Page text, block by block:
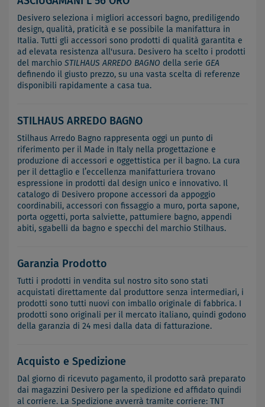
Desivero seleziona i migliori accessori bagno, prediligendo
design, qualità, praticità e se possibile la manifattura in
Italia. Tutti gli accessori sono prodotti di qualità garantita e
ad elevata resistenza all'usura. Desivero ha scelto i prodotti
del marchio STILHAUS ARREDO BAGNO della serie GEA
definendo il giusto prezzo, su una vasta scelta di referenze
disponibili rapidamente a casa tua.
STILHAUS ARREDO BAGNO
Stilhaus Arredo Bagno rappresenta oggi un punto di
riferimento per il Made in Italy nella progettazione e
produzione di accessori e oggettistica per il bagno. La cura
per il dettaglio e l’eccellenza manifatturiera trovano
espressione in prodotti dal design unico e innovativo. Il
catalogo di Desivero propone accessori da appoggio
coordinabili, accessori con fissaggio a muro, porta sapone,
porta oggetti, porta salviette, pattumiere bagno, appendi
abiti, sgabelli da bagno e specchi del marchio Stilhaus.
Garanzia Prodotto
Tutti i prodotti in vendita sul nostro sito sono stati
acquistati direttamente dal produttore senza intermediari, i
prodotti sono tutti nuovi con imballo originale di fabbrica. I
prodotti sono originali per il mercato italiano, quindi godono
della garanzia di 24 mesi dalla data di fatturazione.
Acquisto e Spedizione
Dal giorno di ricevuto pagamento, il prodotto sarà preparato
dai magazzini Desivero per la spedizione ed affidato quindi
al corriere. La Spedizione avverrà tramite corriere: TNT